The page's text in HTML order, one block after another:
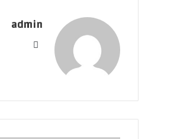
admin